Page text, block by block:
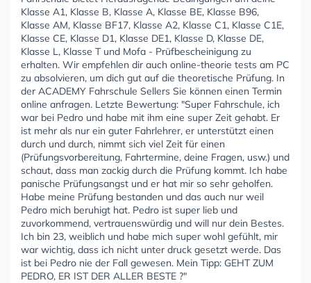
Klasse A1, Klasse B, Klasse A, Klasse BE, Klasse B96,
Klasse AM, Klasse BF17, Klasse A2, Klasse C1, Klasse C1E,
Klasse CE, Klasse D1, Klasse DE1, Klasse D, Klasse DE,
Klasse L, Klasse T und Mofa - Prüfbescheinigung zu
erhalten. Wir empfehlen dir auch online-theorie tests am PC
zu absolvieren, um dich gut auf die theoretische Prüfung. In
der ACADEMY Fahrschule Sellers Sie können einen Termin
online anfragen. Letzte Bewertung: "Super Fahrschule, ich
war bei Pedro und habe mit ihm eine super Zeit gehabt. Er
ist mehr als nur ein guter Fahrlehrer, er unterstützt einen
durch und durch, nimmt sich viel Zeit für einen
(Prüfungsvorbereitung, Fahrtermine, deine Fragen, usw.) und
schaut, dass man zackig durch die Prüfung kommt. Ich habe
panische Prüfungsangst und er hat mir so sehr geholfen.
Habe meine Prüfung bestanden und das auch nur weil
Pedro mich beruhigt hat. Pedro ist super lieb und
zuvorkommend, vertrauenswürdig und will nur dein Bestes.
Ich bin 23, weiblich und habe mich super wohl gefühlt, mir
war wichtig, dass ich nicht unter druck gesetzt werde. Das
ist bei Pedro nie der Fall gewesen. Mein Tipp: GEHT ZUM
PEDRO, ER IST DER ALLER BESTE ?"